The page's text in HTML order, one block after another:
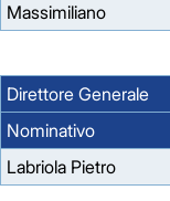
Massimiliano
Direttore Generale
Nominativo
Labriola Pietro